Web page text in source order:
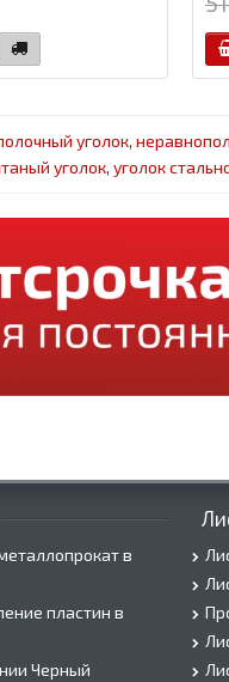
уголок,
уголок, уголок
в
пластин в
Черный